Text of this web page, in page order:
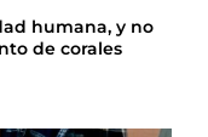
humana, y no
de corales